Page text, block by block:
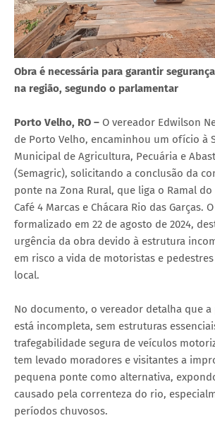
Obra é necessária para garantir
na região, segundo o parlamentar
Porto Velho, RO – O vereador Edwilson
de Porto Velho, encaminhou um ofício à
Municipal de Agricultura, Pecuária e
(Semagric), solicitando a conclusão da
ponte na Zona Rural, que liga o Ramal do
Café 4 Marcas e Chácara Rio das Garças.
formalizado em 22 de agosto de 2024,
urgência da obra devido à estrutura
em risco a vida de motoristas e
local.
No documento, o vereador detalha que
está incompleta, sem estruturas
trafegabilidade segura de veículos
tem levado moradores e visitantes a
pequena ponte como alternativa,
causado pela correnteza do rio,
períodos chuvosos.